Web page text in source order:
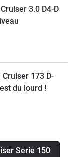
Cruiser 173 D-
du lourd !
Serie 150